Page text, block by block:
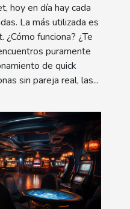
hoy en día hay cada
La más utilizada es
funciona? ¿Te
puramente
de quick
sin pareja real, las...